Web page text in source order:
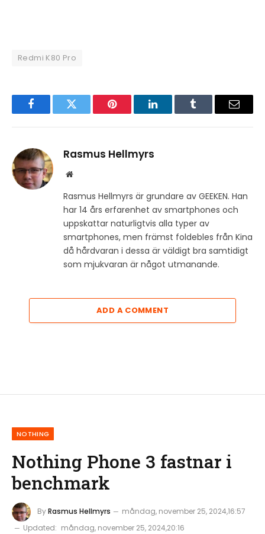
Redmi K80 Pro
FacebookTwitter Pinterest LinkedInTumblr Email
Rasmus Hellmyrs
Website
Rasmus Hellmyrs är grundare av GEEKEN. Han
har 14 års erfarenhet av smartphones och
uppskattar naturligtvis alla typer av
smartphones, men främst foldebles från Kina
då hårdvaran i dessa är väldigt bra samtidigt
som mjukvaran är något utmanande.
ADD A COMMENT
NOTHING
Nothing Phone 3 fastnar i
benchmark
ByRasmus Hellmyrs
måndag, november 25, 2024,16:57
Updated: måndag, november 25, 2024,20:16